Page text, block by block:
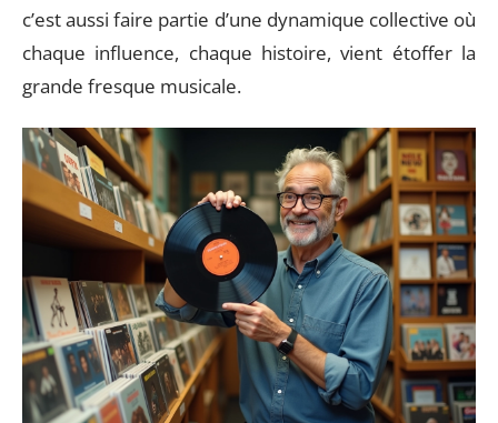
c’est aussi faire partie d’une dynamique collective où
chaque influence, chaque histoire, vient étoffer la
grande fresque musicale.